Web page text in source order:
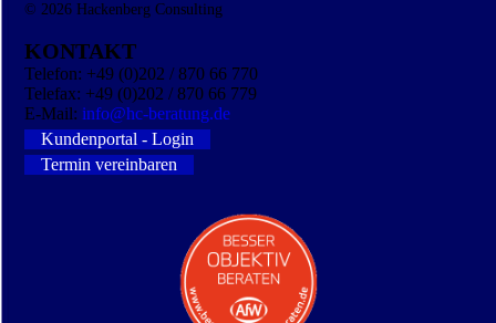
© 2026Hackenberg Consulting
KONTAKT
Telefon: +49 (0)202 / 870 66 770
Telefax: +49 (0)202 / 870 66 779
E-Mail:info@hc-beratung.de
Kundenportal - Login
Termin vereinbaren